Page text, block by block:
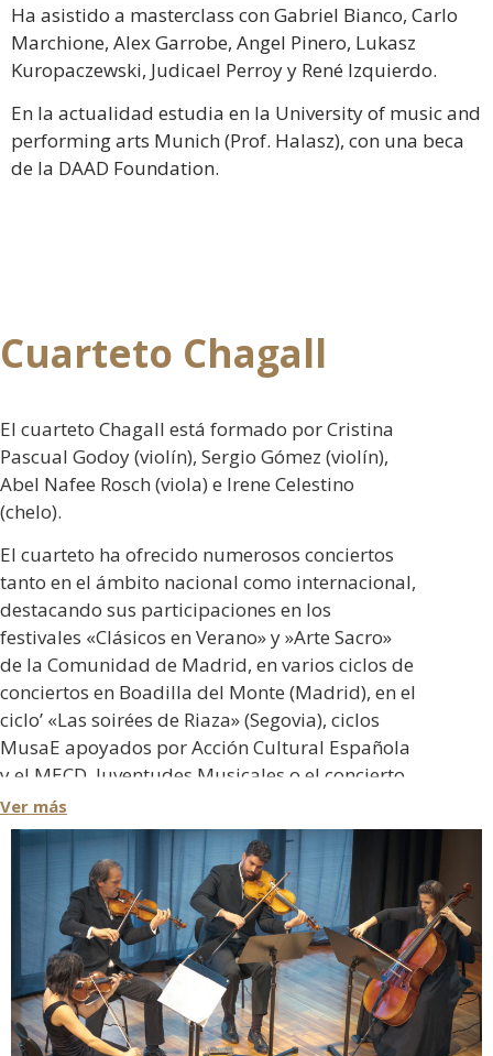
Ha asistido a masterclass con Gabriel Bianco, Carlo
Marchione, Alex Garrobe, Angel Pinero, Lukasz
Kuropaczewski, Judicael Perroy y René Izquierdo.
En la actualidad estudia en la University of music and
performing arts Munich (Prof. Halasz), con una beca
de la DAAD Foundation.
Cuarteto Chagall
El cuarteto Chagall está formado por Cristina
Pascual Godoy (violín), Sergio Gómez (violín),
Abel Nafee Rosch (viola) e Irene Celestino
(chelo).
El cuarteto ha ofrecido numerosos conciertos
tanto en el ámbito nacional como internacional,
destacando sus participaciones en los
festivales «Clásicos en Verano» y »Arte Sacro»
de la Comunidad de Madrid, en varios ciclos de
conciertos en Boadilla del Monte (Madrid), en el
ciclo’ «Las soirées de Riaza» (Segovia), ciclos
MusaE apoyados por Acción Cultural Española
y el MECD, Juventudes Musicales o el concierto
ofrecido en el Teatro de la Zarzuela de Madrid
en conmemoración del 115 Aniversario de la
SGAE.
En el ámbito internacional cabe destacar la
gira de conciertos como cuarteto invitado por
el «Festival Junger Künstler Bayreuth» o su
concierto en el Teatro Massimo Bellini de
Catania, con gran éxito de crítica y público. Ha
realizado igualmente conciertos en San Juan de
Ver más